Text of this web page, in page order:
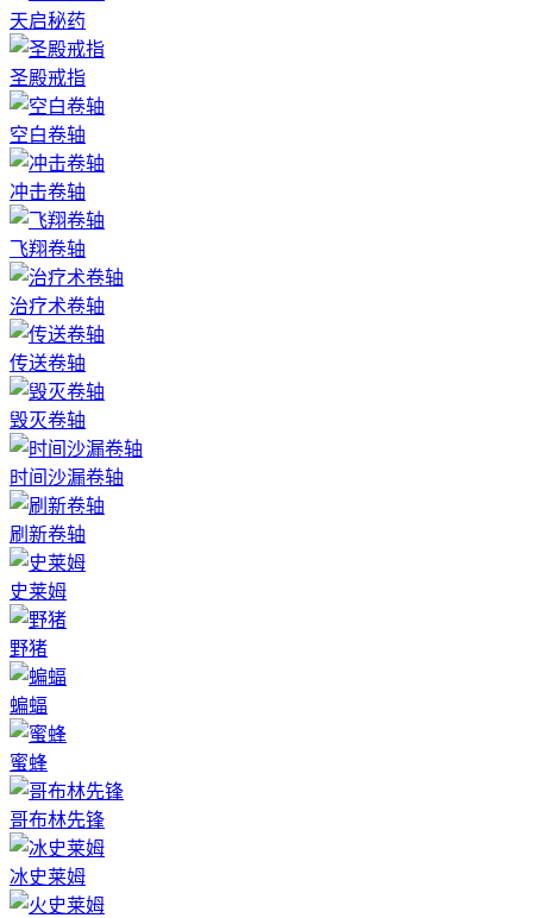
天启秘药
圣殿戒指
空白卷轴
冲击卷轴
飞翔卷轴
治疗术卷轴
传送卷轴
毁灭卷轴
时间沙漏卷轴
刷新卷轴
史莱姆
野猪
蝙蝠
蜜蜂
哥布林先锋
冰史莱姆